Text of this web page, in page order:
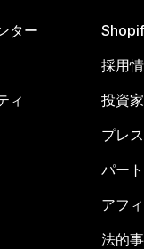
ター
ィ
採用
投資
プレ
パー
アフ
法的